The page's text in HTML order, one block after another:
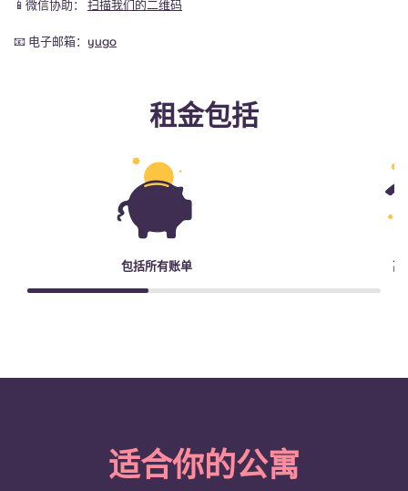
📱微信协助： 扫描我们的二维码
📧 电子邮箱： yugo
租金包括
包括所有账单 高
适合你的公寓